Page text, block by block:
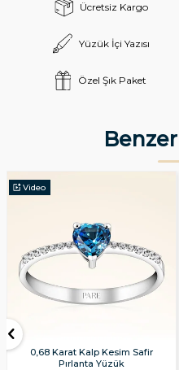
Ücretsiz Kargo
Yüzük İçi Yazısı
Özel Şık Paket
Video
0,68 Karat Kalp Kesim Safir
Pırlanta Yüzük